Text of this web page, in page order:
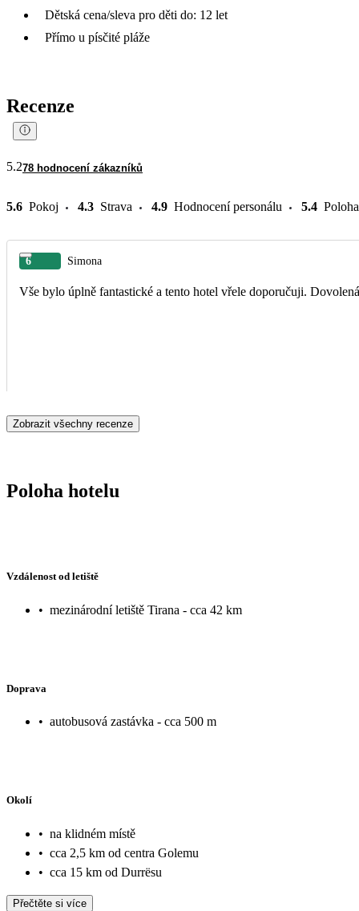
Dětská cena/sleva pro děti do: 12 let
Přímo u písčité pláže
Recenze
5.278 hodnocení zákazníků
5.6 Pokoj 4.3 Strava 4.9 Hodnocení personálu 5.4 Poloha
6 Simona
Vše bylo úplně fantastické a tento hotel vřele doporučuji.
Zobrazit všechny recenze
Poloha hotelu
Vzdálenost od letiště
• mezinárodní letiště Tirana - cca 42 km
Doprava
• autobusová zastávka - cca 500 m
Okolí
• na klidném místě
• cca 2,5 km od centra Golemu
• cca 15 km od Durrësu
Přečtěte si více